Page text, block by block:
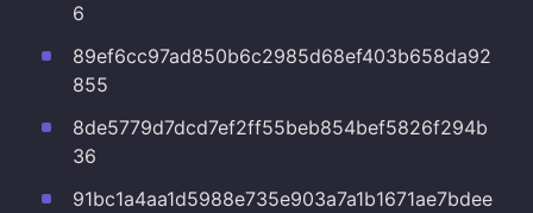
6
89ef6cc97ad850b6c2985d68ef403b658da92
855
8de5779d7dcd7ef2ff55beb854bef5826f294b
36
91bc1a4aa1d5988e735e903a7a1b1671ae7bdee